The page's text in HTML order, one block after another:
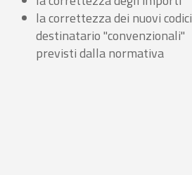
la correttezza dei nuovi codici
destinatario "convenzionali"
previsti dalla normativa